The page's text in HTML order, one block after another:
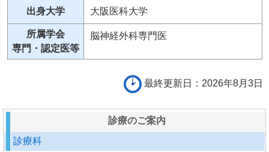
出身大学 大阪医科大学
所属学会
専門・認定医等
脳神経外科専門医
最終更新日：2026年8月3日
診療のご案内
診療科